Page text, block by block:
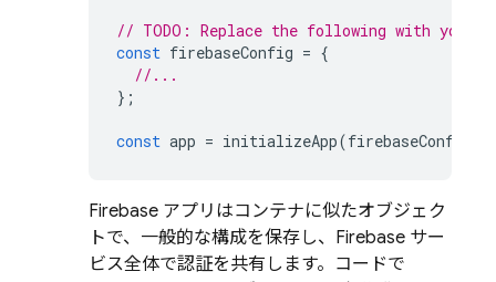
// TODO: Replace the following with your
const firebaseConfig = {
//...
};
const app = initializeApp(firebaseConfig
Firebase アプリはコンテナに似たオブジェク
トで、一般的な構成を保存し、Firebase サー
ビス全体で認証を共有します。コードで